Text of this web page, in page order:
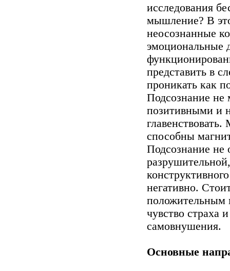
исследования
мышление? В
неосознанные
эмоциональные
представить в
проникать как
Подсознание не
позитивными и
способны
Подсознание не
негативно.
положительным
чувство страха
самовнушения.
Основные